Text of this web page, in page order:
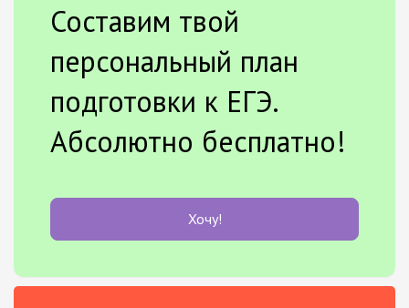
Составим твой
персональный план
подготовки к ЕГЭ.
Абсолютно бесплатно!
Хочу!